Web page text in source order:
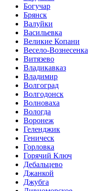
Богучар
Брянск
Валуйки
Васильевка
Великие Копани
Весело-Вознесенка
Витязево
Владикавказ
Владимир
Волгоград
Волгодонск
Волноваха
Вологда
Воронеж
Геленджик
Геническ
Горловка
Горячий Ключ
Дебальцево
Джанкой
Джубга